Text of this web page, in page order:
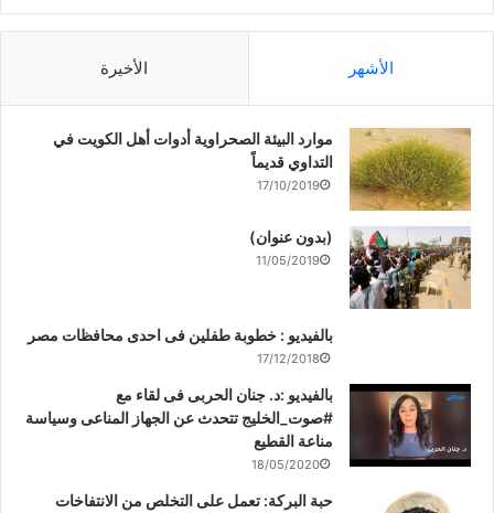
الأشهر الأخيرة
موارد البيئة الصحراوية أدوات أهل الكويت في
التداوي قديماً
17/10/2019
(بدون عنوان)
11/05/2019
بالفيديو : خطوبة طفلين فى احدى محافظات مصر
17/12/2018
بالفيديو :د. جنان الحربى فى لقاء مع
#صوت_الخليج تتحدث عن الجهاز المناعى وسياسة
مناعة القطيع
18/05/2020
حبة البركة: تعمل على التخلص من الانتفاخات